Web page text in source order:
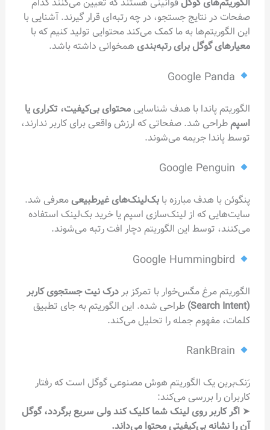
صفحات در نتایج جستجو، در چه رتبه‌ای قرار گیرند. آشنایی با
این الگوریتم‌ها به ما کمک می‌کند محتوایی تولید کنیم که با
معیارهای گوگل برای رتبه‌بندی همخوانی داشته باشد.
الگوریتم پاندا با هدف شناسایی محتوای بی‌کیفیت، تکراری یا
اسپمطراحی شد. صفحاتی که ارزش واقعی برای کاربر ندارند،
توسط پاندا جریمه می‌شوند.
پنگوئن با هدف مبارزه با بک‌لینک‌های غیرطبیعی معرفی شد.
سایت‌هایی که از لینک‌سازی اسپم یا خرید بک‌لینک استفاده
می‌کنند، توسط این الگوریتم دچار افت رتبه می‌شوند.
الگوریتم مرغ مگس‌خوار با تمرکز بر درک نیت جستجوی کاربر
(Search Intent)
طراحی شده. این الگوریتم به جای تطبیق
کلمات، مفهوم جمله را تحلیل می‌کند.
رَنک‌برین یک الگوریتم هوش مصنوعی گوگل است که رفتار
کاربران را بررسی می‌کند:
➤ اگر کاربر روی لینک شما کلیک کند ولی سریع برگردد، گوگل
آن را نشانه بی‌کیفیتی محتوا می‌داند.